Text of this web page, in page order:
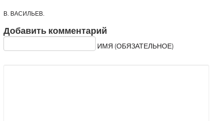
В. ВАСИЛЬЕВ.
Добавить комментарий
ИМЯ (ОБЯЗАТЕЛЬНОЕ)